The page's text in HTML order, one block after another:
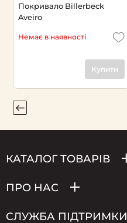
Покривало Billerbeck
Aveiro
Немає в наявності
Купити
КАТАЛОГ ТОВАРІВ
ПРО НАС
СЛУЖБА ПІДТРИМКИ